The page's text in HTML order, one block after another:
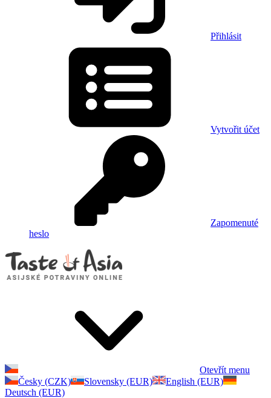
Přihlásit
Vytvořit účet
Zapomenuté
heslo
Otevřít menu
Česky (CZK)
Slovensky (EUR)
English (EUR)
Deutsch (EUR)